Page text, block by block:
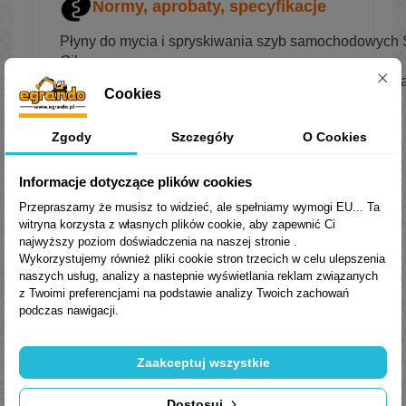
Normy, aprobaty, specyfikacje
Płyny do mycia i spryskiwania szyb
Oil.
Wyrób wyprodukowano zgodnie z systemem
EN ISO 9001:2015..
Trusted Shops Reviews
Podobne Produkty
Cookies
Zgody Szczegóły O Cookies
Informacje dotyczące plików cookies
Przepraszamy że musisz to widzieć, ale spełniamy wymogi EU... Ta
witryna korzysta z własnych plików cookie, aby zapewnić Ci
najwyższy poziom doświadczenia na naszej stronie .
Wykorzystujemy również pliki cookie stron trzecich w celu ulepszenia
naszych usług, analizy a nastepnie wyświetlania reklam związanych
z Twoimi preferencjami na podstawie analizy Twoich zachowań
podczas nawigacji.
Zaakceptuj wszystkie